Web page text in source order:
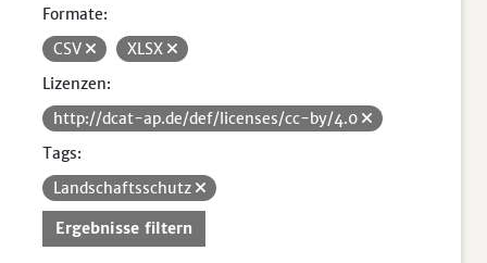
Formate:
CSV
XLSX
Lizenzen:
http://dcat-ap.de/def/licenses/cc-by/4.0
Tags:
Landschaftsschutz
Ergebnisse filtern